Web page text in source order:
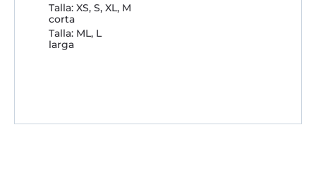
Talla: XS, S, XL, M
corta
Talla: ML, L
larga